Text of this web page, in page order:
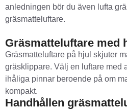
anledningen bör du även lufta
gräsmatteluftare.
Gräsmatteluftare med
Gräsmatteluftare på hjul skjuter
gräsklippare. Välj en luftare med
ihåliga pinnar beroende på om
kompakt.
Handhållen